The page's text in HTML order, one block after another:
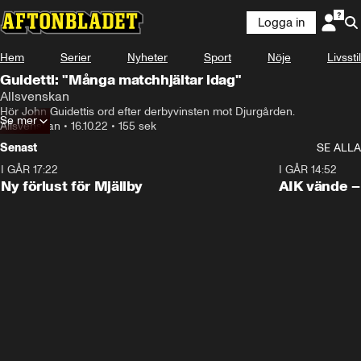
Logga in
Hem Serier Nyheter Sport Nöje Livsstil
Guidetti: "Många matchhjältar idag"
Allsvenskan
Hör John Guidettis ord efter derbyvinsten mot Djurgården.
Allsvenskan • 16.10.22 • 155 sek
Se mer
Senast
SE ALLA
I GÅR 17:22
Ny förlust för Mjällby
I GÅR 14:52
AIK vände